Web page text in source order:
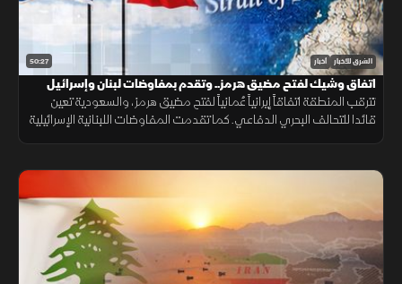
50:27 الشرق للأخبار أخبار
اتفاق وشيك لفتح مضيق هرمز.. وتقدم بمفاوضات لبنان وإسرائيل
تترقب المنطقة اتفاقاً إيرانياً عُمانياً لفتح مضيق هرمز، والسعودية تعين
قائدا للتحالف البحري الدفاعي. كما تقدمت المفاوضات اللبنانية الإسرائيلية